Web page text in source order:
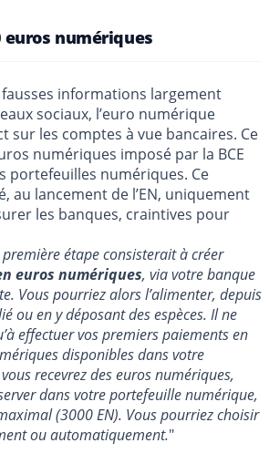
euros numériques
informations largement
sociaux, l’euro numérique
sur les comptes à vue bancaires. Ce
numériques imposé par la BCE
portefeuilles numériques. Ce
au lancement de l’EN, uniquement
les banques, craintives pour
étape consisterait à créer
euros numériques, via votre banque
Vous pourriez alors l’alimenter, depuis
ou en y déposant des espèces. Il ne
effectuer vos premiers paiements en
disponibles dans votre
recevrez des euros numériques,
dans votre portefeuille numérique,
(3000 EN). Vous pourriez choisir
ou automatiquement."